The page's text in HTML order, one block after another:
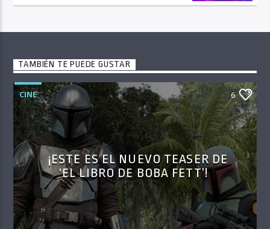
TAMBIÉN TE PUEDE GUSTAR
CINE 6
¡ESTE ES EL NUEVO TEASER DE
‘EL LIBRO DE BOBA FETT’!